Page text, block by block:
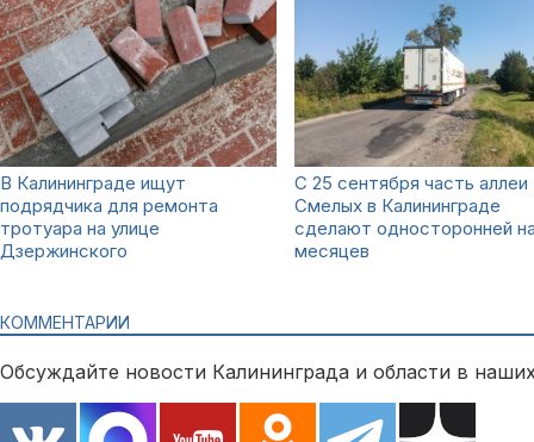
В Калининграде ищут
подрядчика для ремонта
тротуара на улице
Дзержинского
С 25 сентября часть аллеи
Смелых в Калининграде
сделают односторонней
месяцев
КОММЕНТАРИИ
Обсуждайте новости Калининграда и области в